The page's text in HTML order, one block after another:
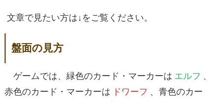
文章で見たい方は↓をご覧ください。
盤面の見方
ゲームでは、緑色のカード・マーカーは エルフ 、
赤色のカード・マーカーは ドワーフ 、青色のカー